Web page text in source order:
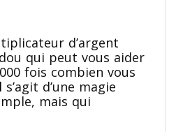
d’argent
qui peut vous aider
fois combien vous
d’une magie
mais qui